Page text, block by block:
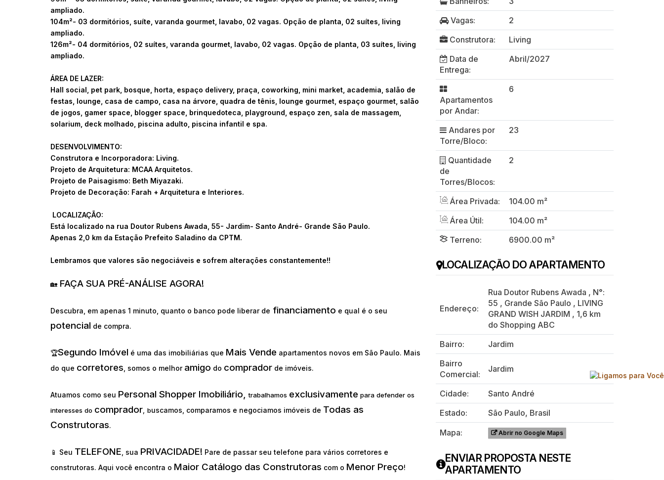
ampliado.
104m²- 03 dormitórios, suíte, varanda gourmet, lavabo, 02 vagas. Opção de planta, 02 suítes, living
ampliado.
126m²- 04 dormitórios, 02 suítes, varanda gourmet, lavabo, 02 vagas. Opção de planta, 03 suítes, living
ampliado.
ÁREA DE LAZER:
Hall social, pet park, bosque, horta, espaço delivery, praça, coworking, mini market, academia, salão de
festas, lounge, casa de campo, casa na árvore, quadra de tênis, lounge gourmet, espaço gourmet, salão
de jogos, gamer space, blogger space, brinquedoteca, playground, espaço zen, sala de massagem,
solarium, deck molhado, piscina adulto, piscina infantil e spa.
DESENVOLVIMENTO:
Construtora e Incorporadora: Living.
Projeto de Arquitetura: MCAA Arquitetos.
Projeto de Paisagismo: Beth Miyazaki.
Projeto de Decoração: Farah + Arquitetura e Interiores.
LOCALIZAÇÃO:
Está localizado na rua Doutor Rubens Awada, 55- Jardim- Santo André- Grande São Paulo.
Apenas 2,0 km da Estação Prefeito Saladino da CPTM.
Lembramos que valores são negociáveis e sofrem alterações constantemente!!
🏡 FAÇA SUA PRÉ-ANÁLISE AGORA!
Descubra, em apenas 1 minuto, quanto o banco pode liberar de financiamento e qual é o seu
potencial de compra.
🏆Segundo Imóvel é uma das imobiliárias que Mais Vende apartamentos novos em São Paulo. Mais
do que corretores , somos o melhor amigo do comprador de imóveis.
Atuamos como seu Personal Shopper Imobiliário,trabalhamos exclusivamente para defender os
interesses do comprador buscamos, comparamos e negociamos imóveis de Todas as
Construtoras.
📱 Seu TELEFONE , sua PRIVACIDADE! Pare de passar seu telefone para vários corretores e
construtoras. Aqui você encontra o Maior Catálogo das Construtoras com o Menor Preço!
Vagas:
2
Construtora:
Living
Data de
Entrega:
Abril/2027
Apartamentos
por Andar:
6
Andares por
Torre/Bloco:
23
Quantidade
de
Torres/Blocos:
2
Área Privada:
104.00 m²
Área Útil:
104.00 m²
Terreno:
6900.00 m²
LOCALIZAÇÃO DO APARTAMENTO
Endereço:
Rua Doutor Rubens Awada , N°:
55 , Grande São Paulo , LIVING
GRAND WISH JARDIM , 1,6 km
do Shopping ABC
Bairro:
Jardim
Bairro
Comercial:
Jardim
Cidade:
Santo André
Estado:
São Paulo, Brasil
Mapa:
Abrir no Google Maps
ENVIAR PROPOSTA NESTE
APARTAMENTO